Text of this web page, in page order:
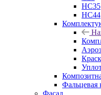
НС35
НС44
Фальцевая
Фасад